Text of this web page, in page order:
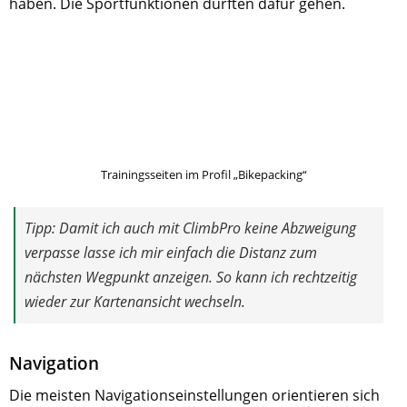
Trainingsseiten im Profil „Bikepacking“
Tipp: Damit ich auch mit ClimbPro keine Abzweigung
verpasse lasse ich mir einfach die Distanz zum
nächsten Wegpunkt anzeigen. So kann ich rechtzeitig
wieder zur Kartenansicht wechseln.
Navigation
Die meisten Navigationseinstellungen orientieren sich